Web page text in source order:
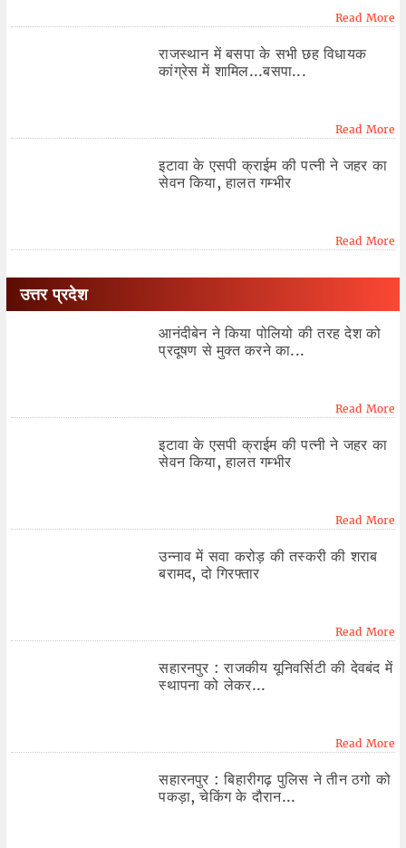
Read More
राजस्थान में बसपा के सभी छह विधायक
कांग्रेस में शामिल...बसपा...
Read More
इटावा के एसपी क्राईम की पत्नी ने जहर का
सेवन किया, हालत गम्भीर
Read More
उत्तर प्रदेश
आनंदीबेन ने किया पोलियो की तरह देश को
प्रदूषण से मुक्त करने का...
Read More
इटावा के एसपी क्राईम की पत्नी ने जहर का
सेवन किया, हालत गम्भीर
Read More
उन्नाव में सवा करोड़ की तस्करी की शराब
बरामद, दो गिरफ्तार
Read More
सहारनपुर : राजकीय यूनिवर्सिटी की देवबंद में
स्थापना को लेकर...
Read More
सहारनपुर : बिहारीगढ़ पुलिस ने तीन ठगो को
पकड़ा, चेकिंग के दौरान...